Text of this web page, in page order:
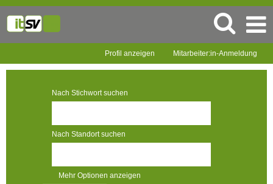
Profil anzeigen Mitarbeiter:in-Anmeldung
Nach Stichwort suchen
Nach Standort suchen
Mehr Optionen anzeigen